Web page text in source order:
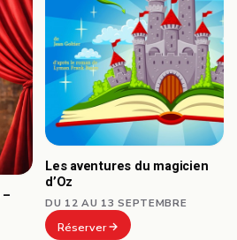
Les aventures du magicien
d’Oz
DU 12 AU 13 SEPTEMBRE
Réserver